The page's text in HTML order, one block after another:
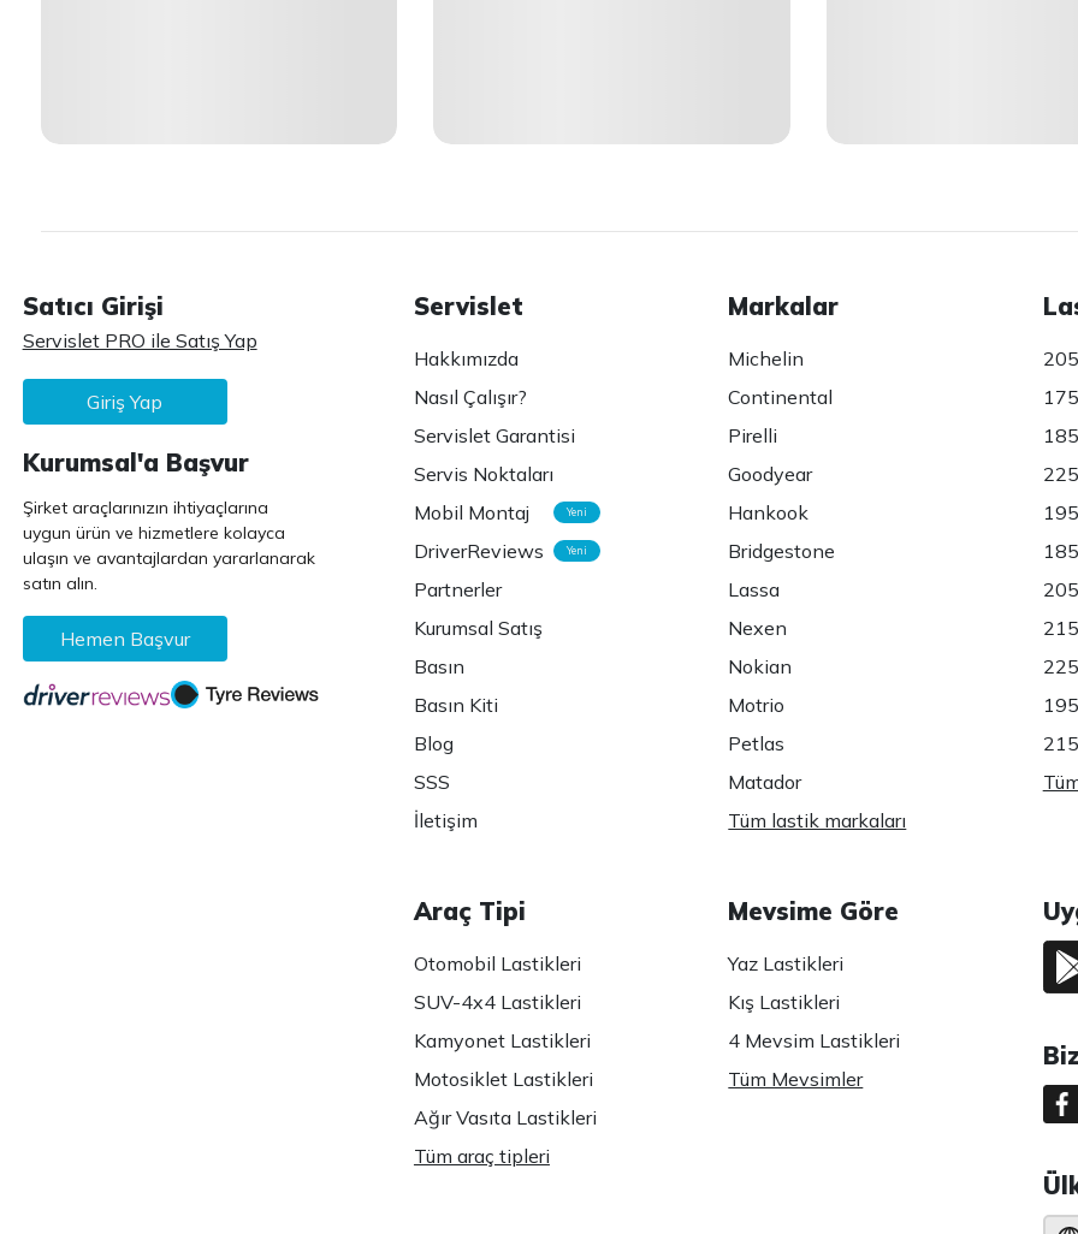
Satıcı Girişi
Servislet PRO ile Satış Yap
Giriş Yap
Kurumsal'a Başvur
Şirket araçlarınızın ihtiyaçlarına
uygun ürün ve hizmetlere kolayca
ulaşın ve avantajlardan yararlanarak
satın alın.
Hemen Başvur
Servislet
Hakkımızda
Nasıl Çalışır?
Servislet Garantisi
Servis Noktaları
Mobil Montaj
Yeni
DriverReviews Yeni
Partnerler
Kurumsal Satış
Basın
Basın Kiti
Blog
SSS
İletişim
Markalar
Michelin
Continental
Pirelli
Goodyear
Hankook
Bridgestone
Lassa
Nexen
Nokian
Motrio
Petlas
Matador
Tüm lastik markaları
Araç Tipi
Otomobil Lastikleri
SUV-4x4 Lastikleri
Kamyonet Lastikleri
Motosiklet Lastikleri
Ağır Vasıta Lastikleri
Tüm araç tipleri
Mevsime Göre
Yaz Lastikleri
Kış Lastikleri
4 Mevsim Lastikleri
Tüm Mevsimler